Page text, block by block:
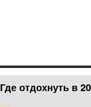
Где отдохнуть в